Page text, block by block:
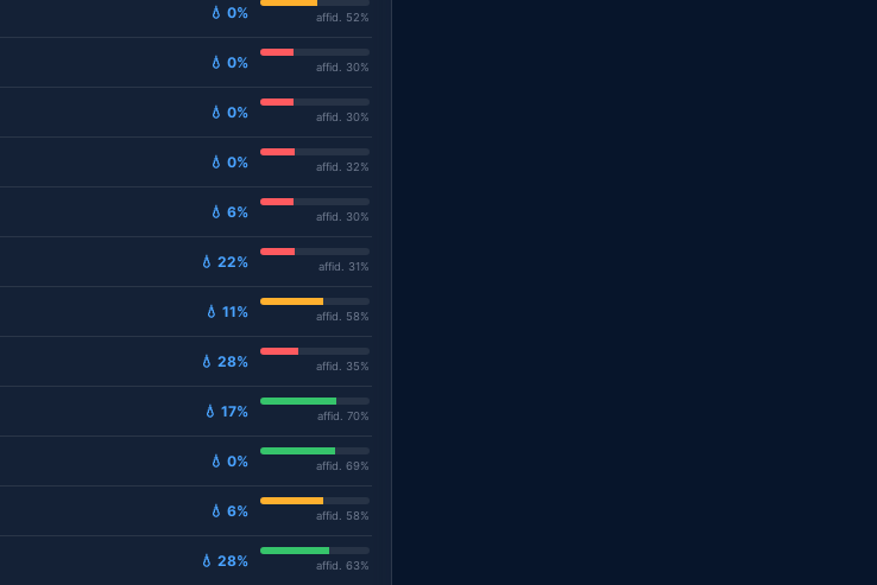
💧 0% affid. 52%
💧 0% affid. 30%
💧 0% affid. 30%
💧 0% affid. 32%
💧 6% affid. 30%
💧 22% affid. 31%
💧 11% affid. 58%
💧 28% affid. 35%
💧 17% affid. 70%
💧 0% affid. 69%
💧 6% affid. 58%
💧 28% affid. 63%